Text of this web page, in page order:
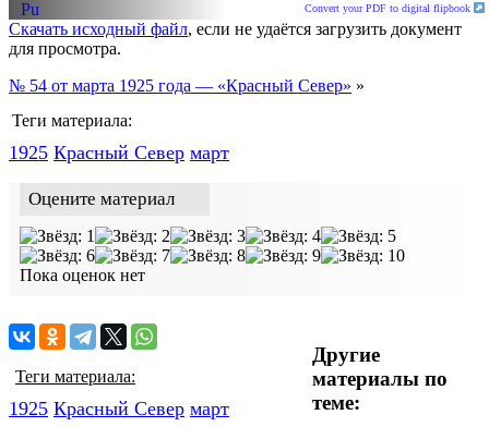
Convert your PDF to digital flipbook
Скачать исходный файл, если не удаётся загрузить документ
для просмотра.
№ 54 от марта 1925 года — «Красный Север» »
Теги материала:
1925 Красный Cевер март
Оцените материал
Пока оценок нет
Другие
материалы по
теме:
Теги материала:
1925 Красный Cевер март